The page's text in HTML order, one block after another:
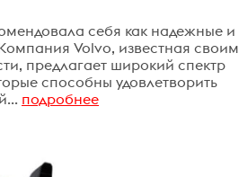
себя как надежные и
Volvo, известная своим
предлагает широкий спектр
способны удовлетворить
подробнее